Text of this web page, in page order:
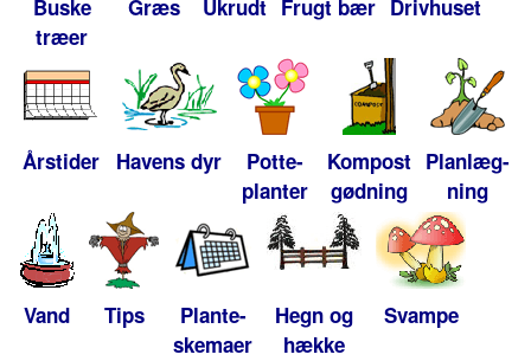
Buske
træer
Græs Ukrudt Frugt bær Drivhuset
Årstider Havens dyr
Potte-
planter
Kompost
gødning
Planlæg-
ning
Vand Tips
Plante-
skemaer
Hegn og
hække
Svampe